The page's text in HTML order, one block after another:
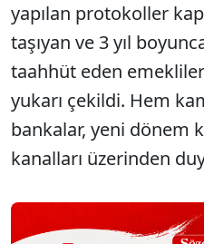
yapılan protokoller
taşıyan ve 3 yıl
taahhüt eden
yukarı çekildi. Hem
bankalar, yeni dönem
kanalları üzerinden